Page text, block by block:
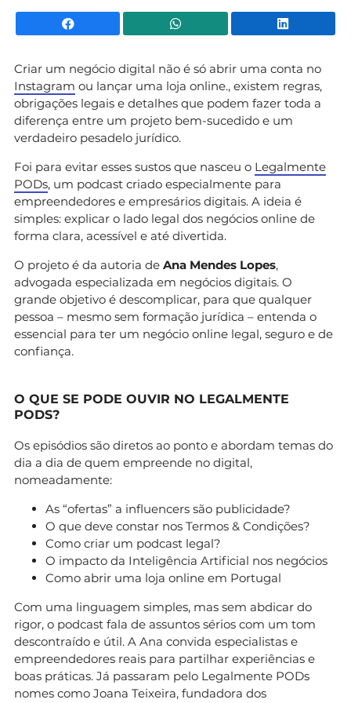
Facebook WhatsApp
Criar um negócio digital não é só abrir uma conta no
Instagram ou lançar uma loja online., existem regras,
obrigações legais e detalhes que podem fazer toda a
diferença entre um projeto bem-sucedido e um
verdadeiro pesadelo jurídico.
Foi para evitar esses sustos que nasceu o Legalmente
PODs, um podcast criado especialmente para
empreendedores e empresários digitais. A ideia é
simples: explicar o lado legal dos negócios online de
forma clara, acessível e até divertida.
O projeto é da autoria de Ana Mendes Lopes,
advogada especializada em negócios digitais. O
grande objetivo é descomplicar, para que qualquer
pessoa – mesmo sem formação jurídica – entenda o
essencial para ter um negócio online legal, seguro e de
confiança.
O QUE SE PODE OUVIR NO LEGALMENTE
PODS?
Os episódios são diretos ao ponto e abordam temas do
dia a dia de quem empreende no digital,
nomeadamente:
As “ofertas” a influencers são publicidade?
O que deve constar nos Termos & Condições?
Como criar um podcast legal?
O impacto da Inteligência Artificial nos negócios
Como abrir uma loja online em Portugal
Com uma linguagem simples, mas sem abdicar do
rigor, o podcast fala de assuntos sérios com um tom
descontraído e útil. A Ana convida especialistas e
empreendedores reais para partilhar experiências e
boas práticas. Já passaram pelo Legalmente PODs
nomes como Joana Teixeira, fundadora dos